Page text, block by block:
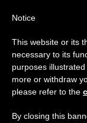
Notice
This website or its
necessary to its
purposes
more or withdraw
please refer to the
By closing this